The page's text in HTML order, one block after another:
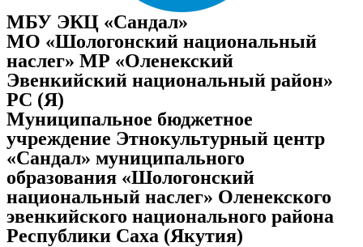
МБУ ЭКЦ «Сандал»
МО «Шологонский национальный
наслег» МР «Оленекский
Эвенкийский национальный район»
РС (Я)
Муниципальное бюджетное
учреждение Этнокультурный центр
«Сандал» муниципального
образования «Шологонский
национальный наслег» Оленекского
эвенкийского национального района
Республики Саха (Якутия)